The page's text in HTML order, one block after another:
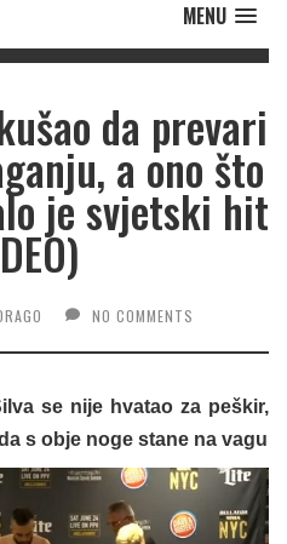
MENU
da prevari
a ono što
je svjetski hit
NO COMMENTS
se nije hvatao za peškir,
s obje noge stane na vagu